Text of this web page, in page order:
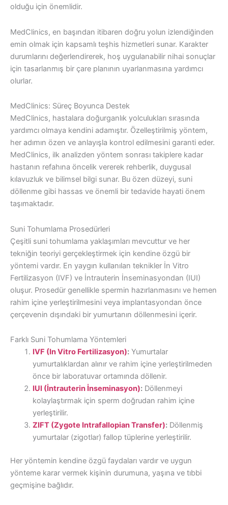
olduğu için önemlidir.
MedClinics, en başından itibaren doğru yolun izlendiğinden
emin olmak için kapsamlı teşhis hizmetleri sunar. Karakter
durumlarını değerlendirerek, hoş uygulanabilir nihai sonuçlar
için tasarlanmış bir çare planının uyarlanmasına yardımcı
olurlar.
MedClinics: Süreç Boyunca Destek
MedClinics, hastalara doğurganlık yolculukları sırasında
yardımcı olmaya kendini adamıştır. Özelleştirilmiş yöntem,
her adımın özen ve anlayışla kontrol edilmesini garanti eder.
MedClinics, ilk analizden yöntem sonrası takiplere kadar
hastanın refahına öncelik vererek rehberlik, duygusal
kılavuzluk ve bilimsel bilgi sunar. Bu özen düzeyi, suni
döllenme gibi hassas ve önemli bir tedavide hayati önem
taşımaktadır.
Suni Tohumlama Prosedürleri
Çeşitli suni tohumlama yaklaşımları mevcuttur ve her
tekniğin teoriyi gerçekleştirmek için kendine özgü bir
yöntemi vardır. En yaygın kullanılan teknikler İn Vitro
Fertilizasyon (IVF) ve İntrauterin İnseminasyondan (IUI)
oluşur. Prosedür genellikle spermin hazırlanmasını ve hemen
rahim içine yerleştirilmesini veya implantasyondan önce
çerçevenin dışındaki bir yumurtanın döllenmesini içerir.
Farklı Suni Tohumlama Yöntemleri
IVF (In Vitro Fertilizasyon):Yumurtalar
yumurtalıklardan alınır ve rahim içine yerleştirilmeden
önce bir laboratuvar ortamında döllenir.
IUI (İntrauterin İnseminasyon):Döllenmeyi
kolaylaştırmak için sperm doğrudan rahim içine
yerleştirilir.
ZIFT (Zygote Intrafallopian Transfer):Döllenmiş
yumurtalar (zigotlar) fallop tüplerine yerleştirilir.
Her yöntemin kendine özgü faydaları vardır ve uygun
yönteme karar vermek kişinin durumuna, yaşına ve tıbbi
geçmişine bağlıdır.